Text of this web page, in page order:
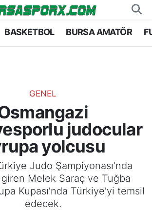
BASKETBOL BURSA AMATÖR
GENEL
judocular
yolcusu
Judo Şampiyonası’nda
Melek Saraç ve Tuğba
Kupası’nda Türkiye’yi temsil
edecek.
Eczaneler
Yoğunluk Haritası
Grup Puan Durumu ve Fikstür
Haberleri